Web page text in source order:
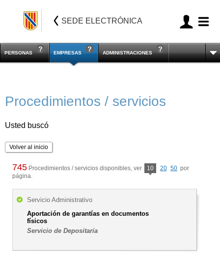
SEDE ELECTRÓNICA
PERSONAS EMPRESAS ADMINISTRACIONES
Procedimientos / servicios
Usted buscó
Volver al inicio
745 Procedimientos / servicios disponibles, ver 10 20 50 por
página.
Servicio Administrativo
Aportación de garantías en documentos
físicos
Servicio de Depositaría